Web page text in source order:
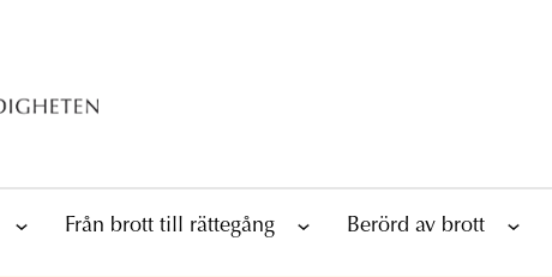
Från brott till rättegång Berörd av brott